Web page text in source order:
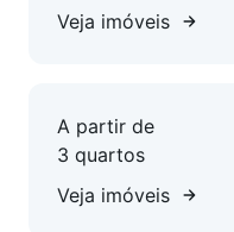
- Salas amplas 2 ambientes
- Churrasqueira
- Portão eletrônico
- Interfone
Veja imóveis
A partir de
3 quartos
Veja imóveis